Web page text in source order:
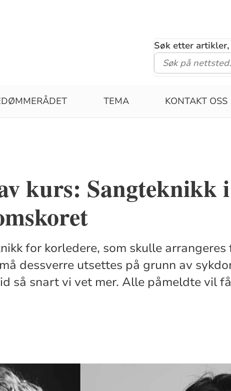
Søk etter
TEMA KONTAKT OSS
kurs: Sangteknikk
for korledere, som skulle arrangeres
dessverre utsettes på grunn av
så snart vi vet mer. Alle påmeldte vil